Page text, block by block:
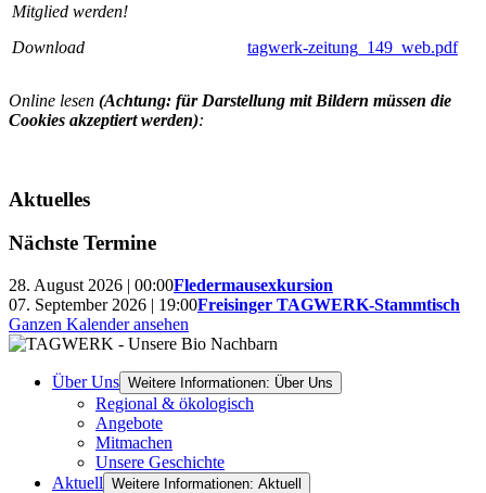
Mitglied werden!
Download
tagwerk-zeitung_149_web.pdf
Online lesen (Achtung: für Darstellung mit Bildern müssen die
Cookies akzeptiert werden):
Aktuelles
Nächste Termine
28. August 2026 | 00:00Fledermausexkursion
07. September 2026 | 19:00Freisinger TAGWERK-Stammtisch
Ganzen Kalender ansehen
Über Uns Weitere Informationen: Über Uns
Regional & ökologisch
Angebote
Mitmachen
Unsere Geschichte
Aktuell Weitere Informationen: Aktuell